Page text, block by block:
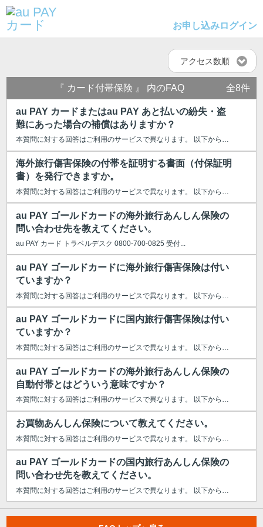
お申し込みログイン
アクセス数順
『 カード付帯保険 』 内のFAQ 全8件
au PAY カードまたはau PAY あと払いの紛失・盗
難にあった場合の補償はありますか？
本質問に対する回答はご利用のサービスで異なります。 以下からご利用のサー...
海外旅行傷害保険の付帯を証明する書面（付保証明
書）を発行できますか。
本質問に対する回答はご利用のサービスで異なります。 以下からご利用のサー...
au PAY ゴールドカードの海外旅行あんしん保険の
問い合わせ先を教えてください。
au PAY カード トラベルデスク 0800-700-0825 受付...
au PAY ゴールドカードに海外旅行傷害保険は付い
ていますか？
au PAY ゴールドカードに国内旅行傷害保険は付い
ていますか？
本質問に対する回答はご利用のサービスで異なります。 以下からご利用のサービ...
au PAY ゴールドカードの海外旅行あんしん保険の
自動付帯とはどういう意味ですか？
本質問に対する回答はご利用のサービスで異なります。 以下からご利用のサービ...
お買物あんしん保険について教えてください。
au PAY ゴールドカードの国内旅行あんしん保険の
問い合わせ先を教えてください。
本質問に対する回答はご利用のサービスで異なります。 以下からご利用のサービ...